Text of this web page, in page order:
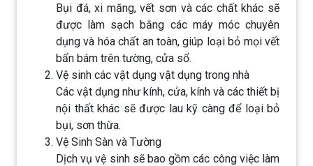
Bụi đá, xi măng, vết sơn và các chất khác sẽ
được làm sạch bằng các máy móc chuyên
dụng và hóa chất an toàn, giúp loại bỏ mọi vết
bẩn bám trên tường, cửa sổ.
Vệ sinh các vật dụng vật dụng trong nhà
Các vật dụng như kính, cửa, kính và các thiết bị
nội thất khác sẽ được lau kỹ càng để loại bỏ
bụi, sơn thừa.
Vệ Sinh Sàn và Tường
Dịch vụ vệ sinh sẽ bao gồm các công việc làm